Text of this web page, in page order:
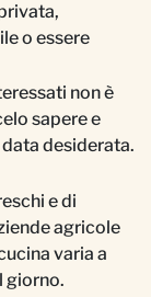
o essere
non è
sapere e
desiderata.
e di
agricole
varia a
giorno.